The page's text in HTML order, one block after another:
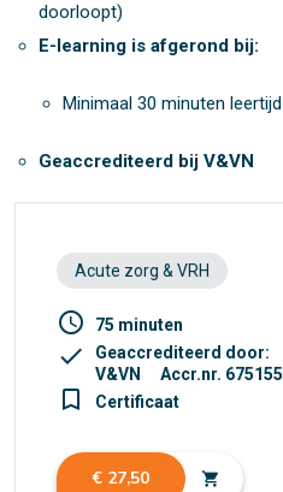
doorloopt)
E-learning is afgerond bij:
Minimaal 30 minuten leertijd
Geaccrediteerd bij V&VN
Acute zorg & VRH
access_time 75 minuten
check
Geaccrediteerd door:
V&VN
Accr.nr. 675155
turned_in_not Certificaat
€ 27,50 shopping_cart